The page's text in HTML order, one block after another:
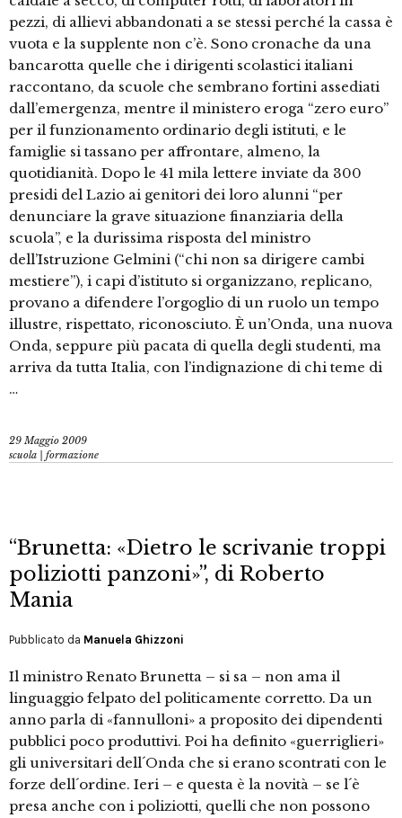
pezzi, di allievi abbandonati a se stessi perché la cassa è
vuota e la supplente non c’è. Sono cronache da una
bancarotta quelle che i dirigenti scolastici italiani
raccontano, da scuole che sembrano fortini assediati
dall’emergenza, mentre il ministero eroga “zero euro”
per il funzionamento ordinario degli istituti, e le
famiglie si tassano per affrontare, almeno, la
quotidianità. Dopo le 41 mila lettere inviate da 300
presidi del Lazio ai genitori dei loro alunni “per
denunciare la grave situazione finanziaria della
scuola”, e la durissima risposta del ministro
dell’Istruzione Gelmini (“chi non sa dirigere cambi
mestiere”), i capi d’istituto si organizzano, replicano,
provano a difendere l’orgoglio di un ruolo un tempo
illustre, rispettato, riconosciuto. È un’Onda, una nuova
Onda, seppure più pacata di quella degli studenti, ma
arriva da tutta Italia, con l’indignazione di chi teme di
…
29 Maggio 2009
scuola | formazione
“Brunetta: «Dietro le scrivanie troppi
poliziotti panzoni»”, di Roberto
Mania
Pubblicato da Manuela Ghizzoni
Il ministro Renato Brunetta – si sa – non ama il
linguaggio felpato del politicamente corretto. Da un
anno parla di «fannulloni» a proposito dei dipendenti
pubblici poco produttivi. Poi ha definito «guerriglieri»
gli universitari dell´Onda che si erano scontrati con le
forze dell´ordine. Ieri – e questa è la novità – se l´è
presa anche con i poliziotti, quelli che non possono